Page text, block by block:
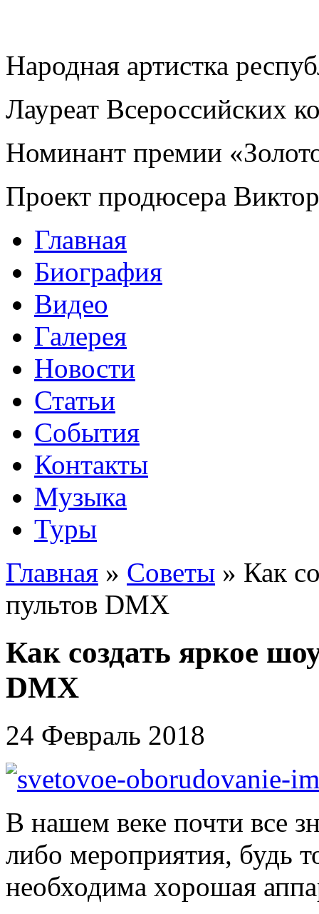
Народная артистка
Лауреат Всероссийских
Номинант премии
Проект продюсера
Главная
Биография
Видео
Галерея
Новости
Статьи
События
Контакты
Музыка
Туры
Главная » Советы » Как
пультов DMX
Как создать яркое
DMX
24 Февраль 2018
В нашем веке почти все
либо мероприятия, будь
необходима хорошая